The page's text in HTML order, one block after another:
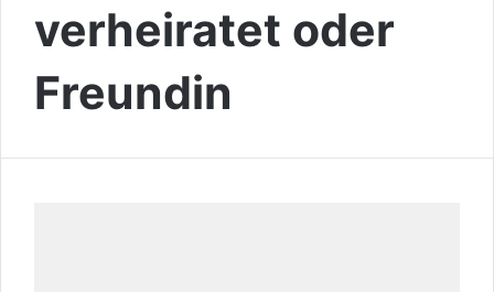
verheiratet oder
Freundin